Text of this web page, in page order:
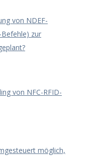
von NDEF-
Befehle) zur
von NFC-RFID-
möglich,